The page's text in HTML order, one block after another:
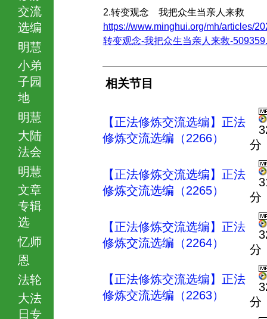
交流
选编
明慧
小弟
子园
地
明慧
大陆
法会
明慧
文章
专辑
选
忆师
恩
法轮
大法
日专
2.转变观念 我把众生当亲人来救
https://www.minghui.org/mh/articles/
转变观念-我把众生当亲人来救-
相关节目
【正法修炼交流选编】正法
修炼交流选编（2266）
分
【正法修炼交流选编】正法
修炼交流选编（2265）
分
【正法修炼交流选编】正法
修炼交流选编（2264）
分
【正法修炼交流选编】正法
修炼交流选编（2263）
分